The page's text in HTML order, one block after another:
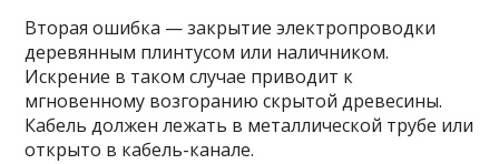
Вторая ошибка — закрытие электропроводки
деревянным плинтусом или наличником.
Искрение в таком случае приводит к
мгновенному возгоранию скрытой древесины.
Кабель должен лежать в металлической трубе или
открыто в кабель-канале.